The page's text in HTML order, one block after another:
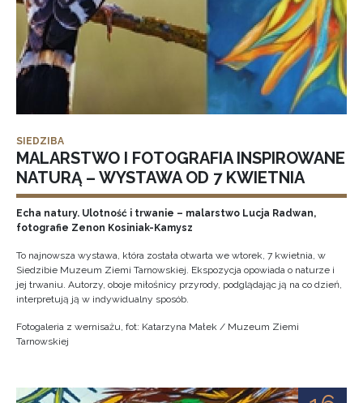
SIEDZIBA
MALARSTWO I FOTOGRAFIA INSPIROWANE
NATURĄ – WYSTAWA OD 7 KWIETNIA
Echa natury. Ulotność i trwanie – malarstwo Lucja Radwan,
fotografie Zenon Kosiniak-Kamysz
To najnowsza wystawa, która została otwarta we wtorek, 7 kwietnia, w
Siedzibie Muzeum Ziemi Tarnowskiej. Ekspozycja opowiada o naturze i
jej trwaniu. Autorzy, oboje miłośnicy przyrody, podglądając ją na co dzień,
interpretują ją w indywidualny sposób.
Fotogaleria z wernisażu, fot: Katarzyna Małek / Muzeum Ziemi
Tarnowskiej